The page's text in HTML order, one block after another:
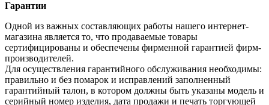
Гарантии
Одной из важных составляющих работы нашего интернет-
магазина является то, что продаваемые товары
сертифицированы и обеспечены фирменной гарантией фирм-
производителей.
Для осуществления гарантийного обслуживания необходимы:
правильно и без помарок и исправлений заполненный
гарантийный талон, в котором должны быть указаны модель и
серийный номер изделия, дата продажи и печать торгующей